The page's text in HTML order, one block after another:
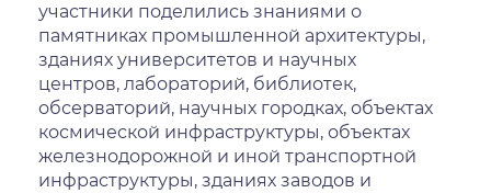
участники поделились знаниями о
памятниках промышленной архитектуры,
зданиях университетов и научных
центров, лабораторий, библиотек,
обсерваторий, научных городках, объектах
космической инфраструктуры, объектах
железнодорожной и иной транспортной
инфраструктуры, зданиях заводов и